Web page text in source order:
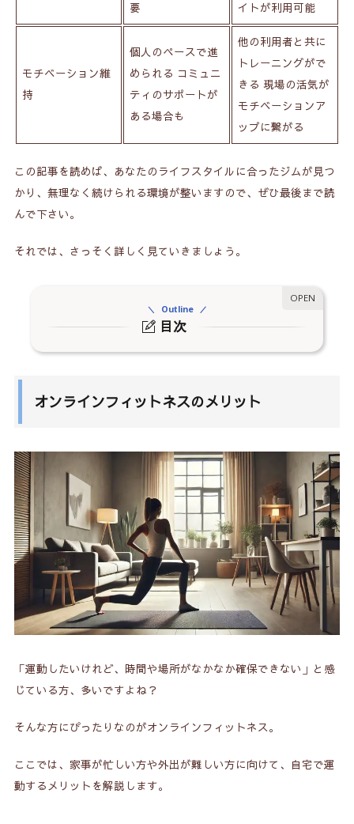
要
イトが利用可能
モチベーション維
持
個人のペースで進
められる コミュニ
ティのサポートが
ある場合も
他の利用者と共に
トレーニングがで
きる 現場の活気が
モチベーションア
ップに繋がる
この記事を読めば、あなたのライフスタイルに合ったジムが見つ
かり、無理なく続けられる環境が整いますので、ぜひ最後まで読
んで下さい。
それでは、さっそく詳しく見ていきましょう。
目次
Outline
1-2. プライバシーが守られる
オンラインフィットネスのデメリット
2-1. 細かいアドバイスが貰えにくい
2-2. 機械トレーニングができない
2-3. 人との繋がりがない
3. 店舗ジムのメリット
3-2. 機械トレーニングができる
4. 店舗ジムのデメリット
4-1. 店舗まで行かないといけない
オンラインフィットネスのメリット
「運動したいけれど、時間や場所がなかなか確保できない」と感
じている方、多いですよね？
そんな方にぴったりなのがオンラインフィットネス。
ここでは、家事が忙しい方や外出が難しい方に向けて、自宅で運
動するメリットを解説します。